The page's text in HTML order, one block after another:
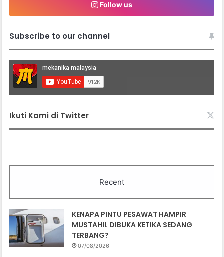
Follow us
Subscribe to our channel
Ikuti Kami di Twitter
Recent
KENAPA PINTU PESAWAT HAMPIR
MUSTAHIL DIBUKA KETIKA SEDANG
TERBANG?
07/08/2026